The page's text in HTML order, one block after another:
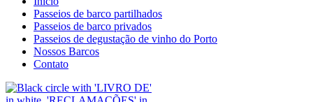
Passeios de barco partilhados
Passeios de barco privados
Passeios de degustação de vinho do Porto
Nossos Barcos
Contato